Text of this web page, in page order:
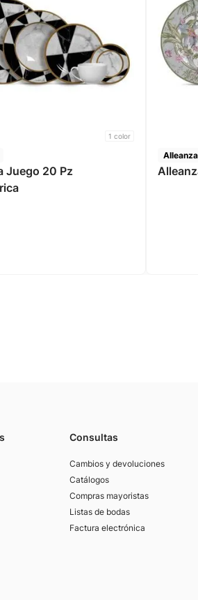
1 color
Juego 20 Pz
Alleanza
Consultas
Cambios y devoluciones
Catálogos
Compras mayoristas
Listas de bodas
Factura electrónica